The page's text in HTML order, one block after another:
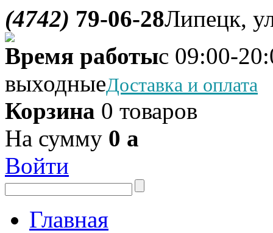
(4742) 79-06-28Липецк,
Время работыс 09:00-
выходныеДоставка и оплата
Корзина 0 товаров
На сумму 0 a
Войти
Главная